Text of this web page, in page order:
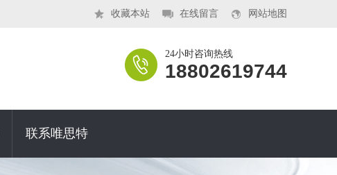
收藏本站 在线留言 网站地图
24小时咨询热线
18802619744
联系唯思特